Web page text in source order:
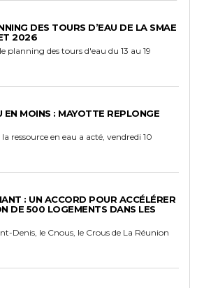
DES TOURS D’EAU DE LA SMAE
2026
planning des tours d'eau du 13 au 19
EN MOINS : MAYOTTE REPLONGE
ressource en eau a acté, vendredi 10
: UN ACCORD POUR ACCÉLÉRER
DE 500 LOGEMENTS DANS LES
Denis, le Cnous, le Crous de La Réunion